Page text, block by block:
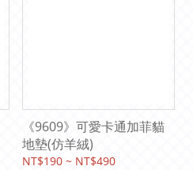
《9609》可愛卡通加菲貓
地墊(仿羊絨)
NT$190 ~ NT$490